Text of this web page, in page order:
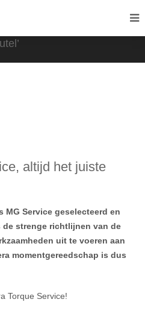
altijd het juiste
MG Service geselecteerd en
strenge richtlijnen van de
uit te voeren aan
momentgereedschap is dus
Torque Service!